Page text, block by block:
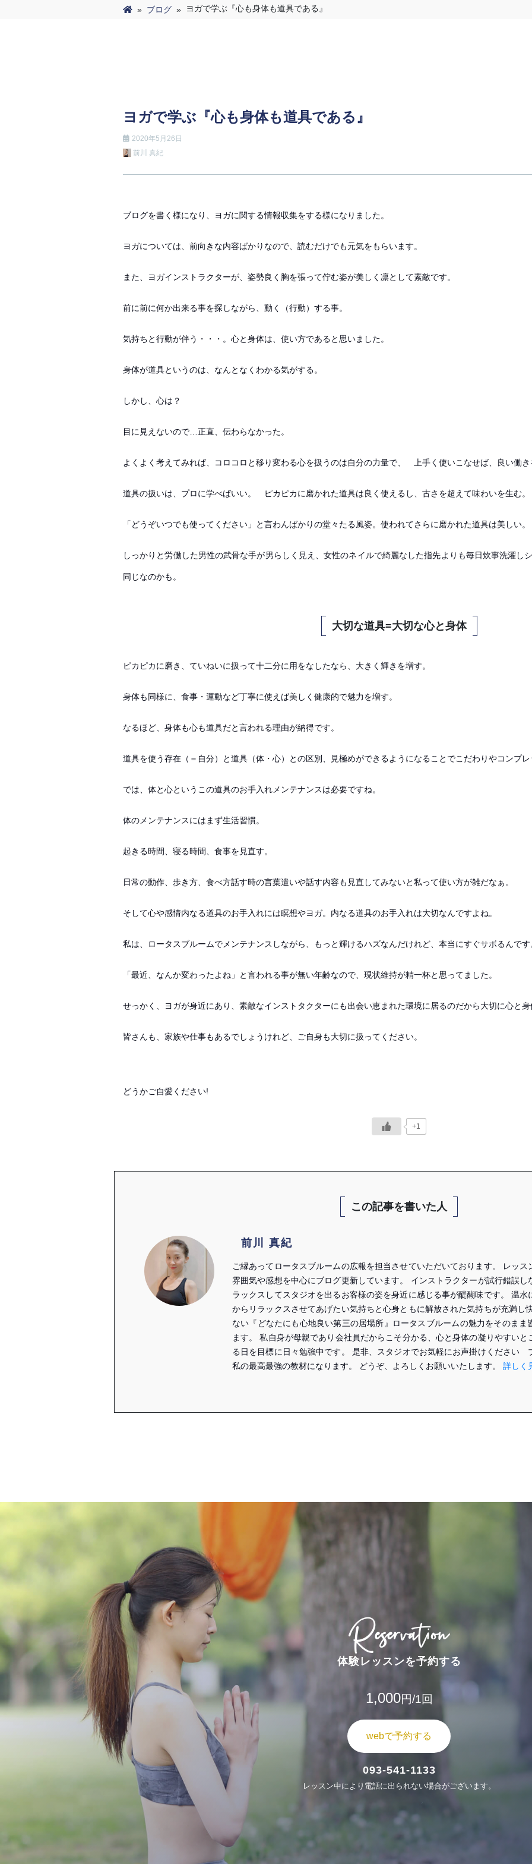
» ブログ » ヨガで学ぶ『心も身体も道具である』
ヨガで学ぶ『心も身体も道具である』
2020年5月26日
前川 真紀
ブログを書く様になり、ヨガに関する情報収集をする様になりました。
ヨガについては、前向きな内容ばかりなので、読むだけでも元気をもらいます。
また、ヨガインストラクターが、姿勢良く胸を張って佇む姿が美しく凛として素敵です。
前に前に何か出来る事を探しながら、動く（行動）する事。
気持ちと行動が伴う・・・。心と身体は、使い方であると思いました。
身体が道具というのは、なんとなくわかる気がする。
しかし、心は？
目に見えないので…正直、伝わらなかった。
よくよく考えてみれば、コロコロと移り変わる心を扱うのは自分の力量で、 上手く使いこなせば、良い働き
道具の扱いは、プロに学べばいい。 ピカピカに磨かれた道具は良く使えるし、古さを超えて味わいを生む。
「どうぞいつでも使ってください」と言わんばかりの堂々たる風姿。使われてさらに磨かれた道具は美しい。
しっかりと労働した男性の武骨な手が男らしく見え、女性のネイルで綺麗なした指先よりも毎日炊事洗濯し
同じなのかも。
大切な道具=大切な心と身体
ピカピカに磨き、ていねいに扱って十二分に用をなしたなら、大きく輝きを増す。
身体も同様に、食事・運動など丁寧に使えば美しく健康的で魅力を増す。
なるほど、身体も心も道具だと言われる理由が納得です。
道具を使う存在（＝自分）と道具（体・心）との区別、見極めができるようになることでこだわりやコンプ
では、体と心というこの道具のお手入れメンテナンスは必要ですね。
体のメンテナンスにはまず生活習慣。
起きる時間、寝る時間、食事を見直す。
日常の動作、歩き方、食べ方話す時の言葉遣いや話す内容も見直してみないと私って使い方が雑だなぁ。
そして心や感情内なる道具のお手入れには瞑想やヨガ。内なる道具のお手入れは大切なんですよね。
私は、ロータスブルームでメンテナンスしながら、もっと輝けるハズなんだけれど、本当にすぐサボるんです
「最近、なんか変わったよね」と言われる事が無い年齢なので、現状維持が精一杯と思ってました。
せっかく、ヨガが身近にあり、素敵なインストタクターにも出会い恵まれた環境に居るのだから大切に心と身
皆さんも、家族や仕事もあるでしょうけれど、ご自身も大切に扱ってください。
どうかご自愛ください!
+1
この記事を書いた人
前川 真紀
ご縁あってロータスブルームの広報を担当させていただいております。 レッス
雰囲気や感想を中心にブログ更新しています。 インストラクターが試行錯誤し
ラックスしてスタジオを出るお客様の姿を身近に感じる事が醍醐味です。 温
からリラックスさせてあげたい気持ちと心身ともに解放された気持ちが充満し
ない『どなたにも心地良い第三の居場所』ロータスブルームの魅力をそのまま
ます。 私自身が母親であり会社員だからこそ分かる、心と身体の凝りやすい
る日を目標に日々勉強中です。 是非、スタジオでお気軽にお声掛けください
私の最高最強の教材になります。 どうぞ、よろしくお願いいたします。 詳しく
Reservation
体験レッスンを予約する
1,000円/1回
webで予約する
093-541-1133
レッスン中により電話に出られない場合がございます。